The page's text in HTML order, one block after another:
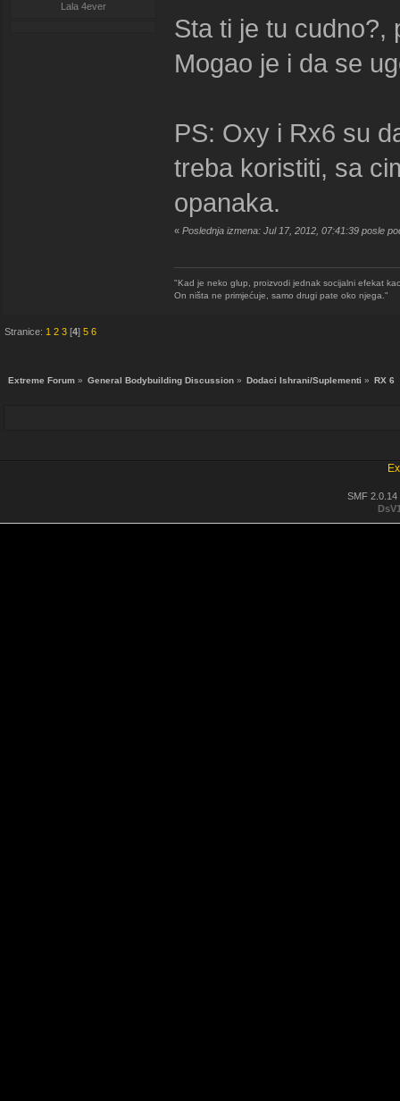
Lala 4ever
Sta ti je tu cudno?,
Mogao je i da se
PS: Oxy i Rx6 su
treba koristiti, sa
opanaka.
« Poslednja izmena: Jul 17, 2012, 07:41:39 posle
"Kad je neko glup, proizvodi jednak socijalni efekat
On ništa ne primjećuje, samo drugi pate oko njega."
Stranice: 1 2 3 [4]5 6
Extreme Forum » General Bodybuilding Discussion » Dodaci Ishrani/Suplementi » RX 6
SMF 2.0.14